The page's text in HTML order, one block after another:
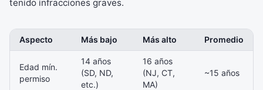
tenido infracciones graves.
Aspecto Más bajo Más alto Promedio
Edad mín.
permiso
14 años
(SD, ND,
etc.)
16 años
(NJ, CT,
MA)
~15 años